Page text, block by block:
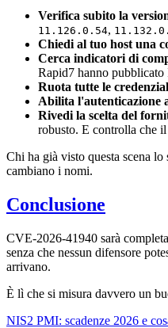
Verifica subito la
11.126.0.54,
Chiedi al tuo host una
Cerca indicatori di
Rapid7 hanno pubblicato
Ruota tutte le
Abilita l'autenticazione
Rivedi la scelta del
robusto. E controlla che
Chi ha già visto questa scena lo
cambiano i nomi.
Conclusione
CVE-2026-41940 sarà
senza che nessun difensore
arrivano.
È lì che si misura davvero un
NIS2 PMI: scadenze 2026 e